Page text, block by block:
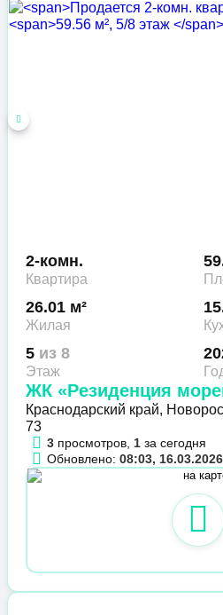
2-комн.
Квартира
26.01 м²
Жилая
5 из 8
Этаж
ЖК «Резиденция
Краснодарский край,
73
3 просмотров, 1 за сегодня
Обновлено: 08:03, 16.03.2026